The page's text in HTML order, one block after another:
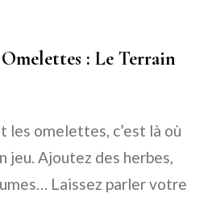
: Le Terrain
omelettes, c’est là où
Ajoutez des herbes,
Laissez parler votre